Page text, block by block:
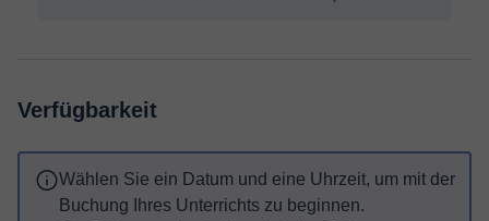
Verfügbarkeit
Wählen Sie ein Datum und eine Uhrzeit, um mit der
Buchung Ihres Unterrichts zu beginnen.